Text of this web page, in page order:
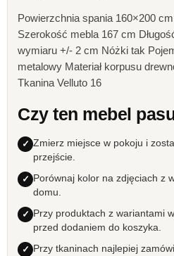
Powierzchnia spania 160×200
Szerokość mebla 167 cm
wymiaru +/- 2 cm Nóżki tak
metalowy Materiał korpusu
Tkanina Velluto 16
Czy ten mebel
Zmierz miejsce w pokoju i
przejście.
Porównaj kolor na zdjęciach z
domu.
Przy produktach z wariantami
przed dodaniem do koszyka.
Przy tkaninach najlepiej